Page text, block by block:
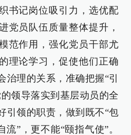
书记岗位吸引力，选优配
党员队伍质量整体提升，
范作用，强化党员干部尤
理论学习，促使他们正确
治理的关系，准确把握“引
领导落实到基层动员的全
引领的职责，做到既不“包
流”，更不能“颐指气使”。